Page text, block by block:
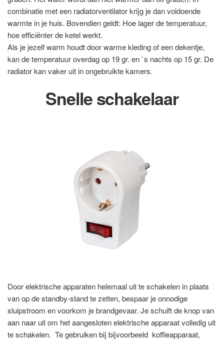
combinatie met een radiatorventilator krijg je dan voldoende
warmte in je huis. Bovendien geldt: Hoe lager de temperatuur,
hoe eﬃciënter de ketel werkt.
Als je jezelf warm houdt door warme kleding of een dekentje,
kan de temperatuur overdag op 19 gr. en `s nachts op 15 gr. De
radiator kan vaker uit in ongebruikte kamers.
Snelle schakelaar
Door elektrische apparaten helemaal uit te schakelen in plaats
van op de standby-stand te zetten, bespaar je onnodige
sluipstroom en voorkom je brandgevaar. Je schuift de knop van
aan naar uit om het aangesloten elektrische apparaat volledig uit
te schakelen. Te gebruiken bij bijvoorbeeld koffieapparaat,